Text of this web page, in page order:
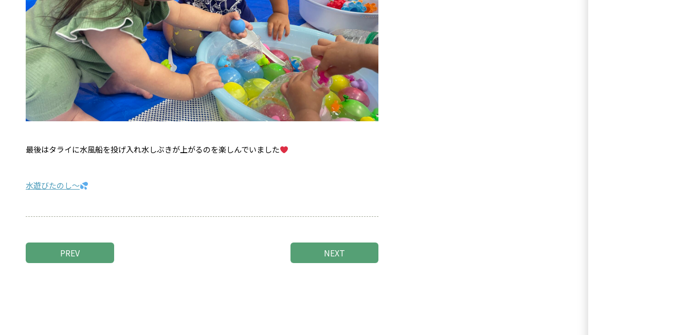
最後はタライに水風船を投げ入れ水しぶきが上がるのを楽しんでいました
水遊びたのし～
PREV NEXT